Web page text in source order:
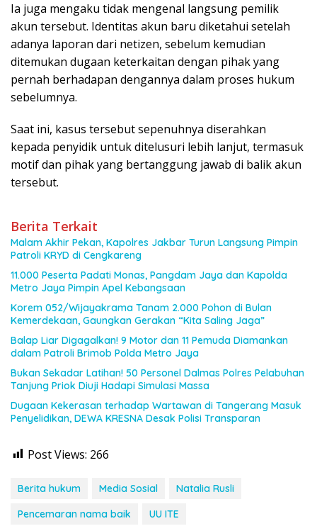
Ia juga mengaku tidak mengenal langsung pemilik
akun tersebut. Identitas akun baru diketahui setelah
adanya laporan dari netizen, sebelum kemudian
ditemukan dugaan keterkaitan dengan pihak yang
pernah berhadapan dengannya dalam proses hukum
sebelumnya.
Saat ini, kasus tersebut sepenuhnya diserahkan
kepada penyidik untuk ditelusuri lebih lanjut, termasuk
motif dan pihak yang bertanggung jawab di balik akun
tersebut.
Berita Terkait
Malam Akhir Pekan, Kapolres Jakbar Turun Langsung Pimpin
Patroli KRYD di Cengkareng
11.000 Peserta Padati Monas, Pangdam Jaya dan Kapolda
Metro Jaya Pimpin Apel Kebangsaan
Korem 052/Wijayakrama Tanam 2.000 Pohon di Bulan
Kemerdekaan, Gaungkan Gerakan “Kita Saling Jaga”
Balap Liar Digagalkan! 9 Motor dan 11 Pemuda Diamankan
dalam Patroli Brimob Polda Metro Jaya
Bukan Sekadar Latihan! 50 Personel Dalmas Polres Pelabuhan
Tanjung Priok Diuji Hadapi Simulasi Massa
Dugaan Kekerasan terhadap Wartawan di Tangerang Masuk
Penyelidikan, DEWA KRESNA Desak Polisi Transparan
Post Views: 266
Berita hukum Media Sosial
Natalia Rusli
Pencemaran nama baik
UU ITE